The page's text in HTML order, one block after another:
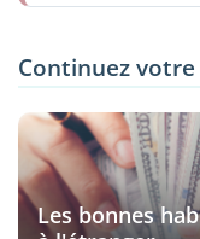
Continuez
Les bonnes